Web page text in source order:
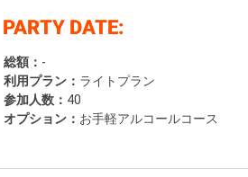
総額： -
利用プラン： ライトプラン
参加人数： 40
オプション： お手軽アルコールコース